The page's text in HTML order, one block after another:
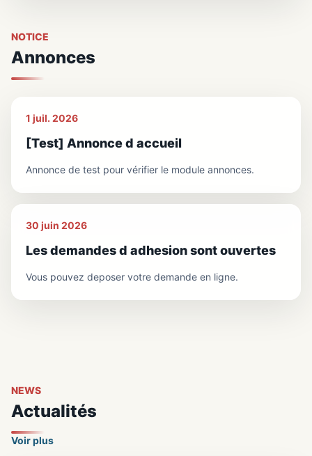
NOTICE
Annonces
1 juil. 2026
[Test] Annonce d accueil
Annonce de test pour vérifier le module annonces.
30 juin 2026
Les demandes d adhesion sont ouvertes
Vous pouvez deposer votre demande en ligne.
NEWS
Actualités
Voir plus